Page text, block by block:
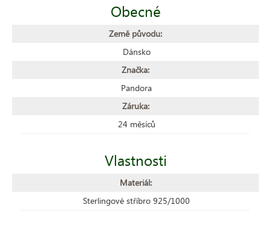
Obecné
Země původu:
Dánsko
Značka:
Pandora
Záruka:
24 měsíců
Vlastnosti
Materiál:
Sterlingové stříbro 925/1000